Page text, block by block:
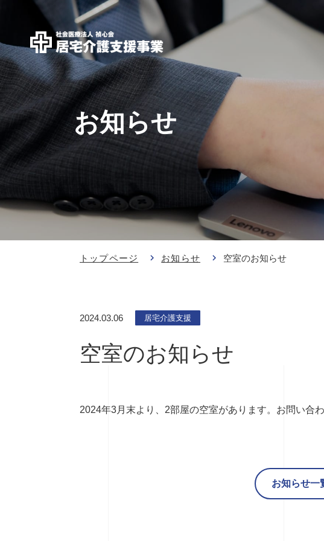
お知らせ
トップページ お知らせ 空室のお知らせ
2024.03.06 居宅介護支援
空室のお知らせ
2024年3月末より、2部屋の空室があります。お問い合
お知らせ一